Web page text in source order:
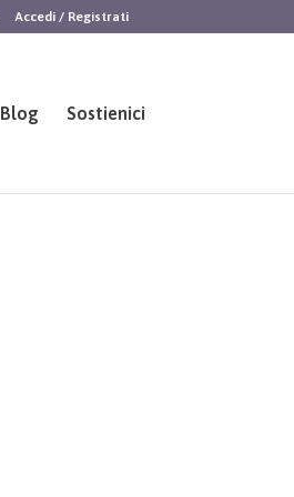
Accedi / Registrati
Blog Sostienici